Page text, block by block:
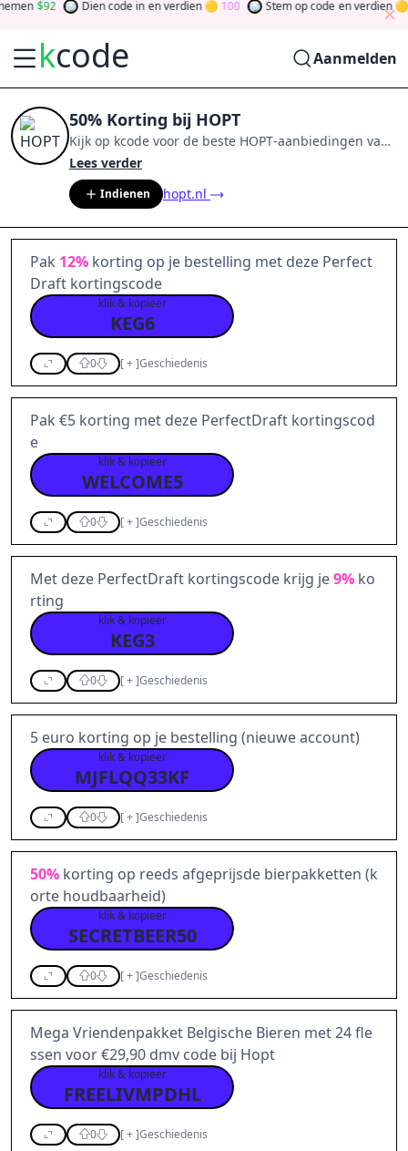
92 Dien code in en verdien 100 Stem op code en verdien 0
kcode Aanmelden
50% Korting bij HOPT
Kijk op kcode voor de beste HOPT-aanbiedingen van
aug 2026. Word lid van de community
tokens door bij te dragen via stemmen, testen, delen
en meer. Drehen Sie den Glücksklee
Sie Geld
Lees verder
Indienen hopt.nl
Pak 12% korting op je bestelling met deze Perfect
Draft kortingscode
klik & kopieer
KEG6
0 [+]Geschiedenis
Pak €5 korting met deze PerfectDraft kortingscod
e
klik & kopieer
WELCOME5
0 [+]Geschiedenis
Met deze PerfectDraft kortingscode krijg je9% ko
rting
klik & kopieer
KEG3
0 [+]Geschiedenis
5 euro korting op je bestelling (nieuwe account)
klik & kopieer
MJFLQQ33KF
0 [+]Geschiedenis
50% korting op reeds afgeprijsde bierpakketten (k
orte houdbaarheid)
klik & kopieer
SECRETBEER50
0 [+]Geschiedenis
Mega Vriendenpakket Belgische Bieren met 24 fle
ssen voor €29,90 dmv code bij Hopt
klik & kopieer
FREELIVMPDHL
0 [+]Geschiedenis